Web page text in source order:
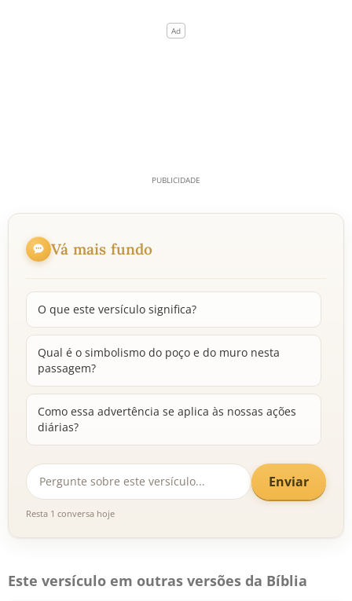
Vá mais fundo
O que este versículo significa?
Qual é o simbolismo do poço e do muro nesta
passagem?
Como essa advertência se aplica às nossas ações
diárias?
Enviar
Resta 1 conversa hoje
Este versículo em outras versões da Bíblia